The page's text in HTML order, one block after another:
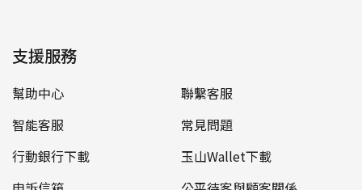
支援服務
幫助中心
聯繫客服
智能客服
常見問題
行動銀行下載
玉山Wallet下載